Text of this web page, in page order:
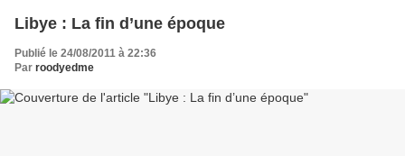
Libye : La fin d’une époque
Publié le 24/08/2011 à 22:36
Par roodyedme